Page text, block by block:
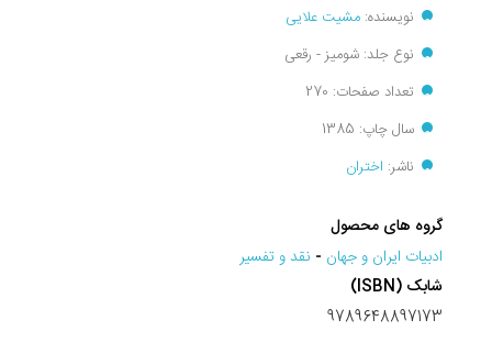
نویسنده: مشیت علایی
نوع جلد: شومیز - رقعی
تعداد صفحات: 270
سال چاپ: 1385
ناشر: اختران
گروه های محصول
ادبيات ايران و جهان - نقد و تفسير
شابک (ISBN)
9789648897173